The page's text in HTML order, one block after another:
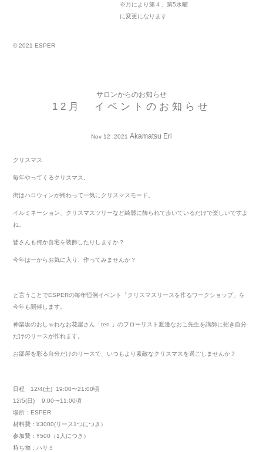
※月により第４、第5水曜
に変更になります
© 2021 ESPER
サロンからのお知らせ
12月 イベントのお知らせ
Nov 12 ,2021 Akamatsu Eri
クリスマス
毎年やってくるクリスマス。
街はハロウィンが終わって一気にクリスマスモード。
イルミネーション、クリスマスツリーなど綺麗に飾られて歩いているだけで楽しいですよ
ね。
皆さんも何か自宅を装飾したりしますか？
今年は一からお気に入り、作ってみませんか？
と言うことでESPERの毎年恒例イベント「クリスマスリースを作るワークショップ」を
今年も開催します。
神楽坂のおしゃれなお花屋さん「ten.」のフローリスト渡邊なおこ先生を講師に招き自分
だけのリースが作れます。
お部屋を彩る自分だけのリースで、いつもより素敵なクリスマスを過ごしませんか？
日程 12/4(土) 19:00〜21:00頃
12/5(日) 9:00〜11:00頃
場所：ESPER
材料費：¥3000(リース1つにつき）
参加費：¥500（1人につき）
持ち物：ハサミ